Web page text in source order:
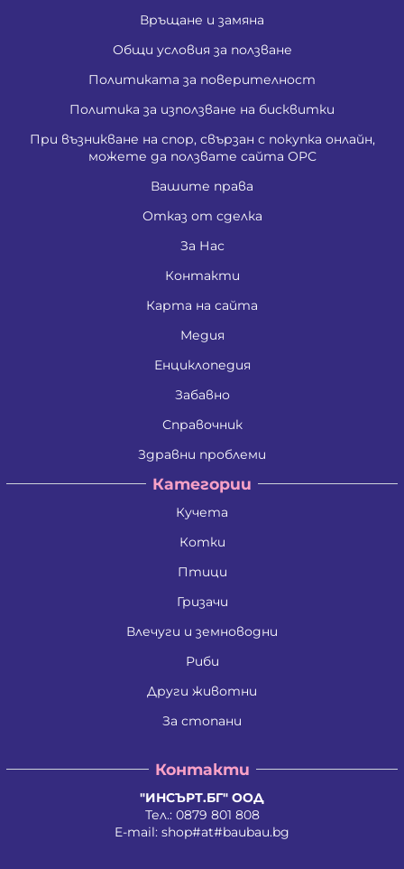
Връщане и замяна
Общи условия за ползване
Политиката за поверителност
Политика за използване на бисквитки
При възникване на спор, свързан с покупка онлайн,
можете да ползвате сайта ОРС
Вашите права
Отказ от сделка
За Нас
Контакти
Карта на сайта
Медия
Енциклопедия
Забавно
Справочник
Здравни проблеми
Категории
Кучета
Котки
Птици
Гризачи
Влечуги и земноводни
Риби
Други животни
За стопани
Контакти
"ИНСЪРТ.БГ" ООД
Тел.: 0879 801 808
E-mail: shop#at#baubau.bg